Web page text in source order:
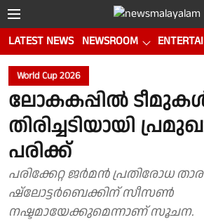
LATEST NEWS NEWSROOM
World Cup 2026
ലോകകപ്പിൽ
തിരിച്ചടിയായി
പരിക്ക്
പരിക്കേറ്റ ജർമൻ പ്രതിരോധ
ഷ്ലോട്ടർബെക്കിന് സീസൺ
നഷ്ടമായേക്കുമെന്നാണ് സൂചന.